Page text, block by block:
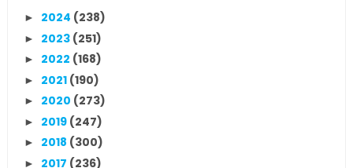
► 2024 (238)
► 2023 (251)
► 2022 (168)
► 2021 (190)
► 2020 (273)
► 2019 (247)
► 2018 (300)
► 2017 (236)